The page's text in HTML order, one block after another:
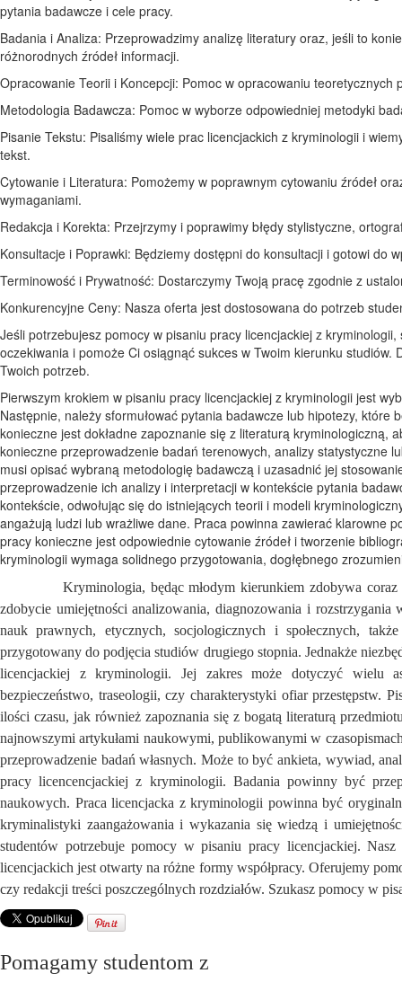
pytania badawcze i cele pracy.
Badania i Analiza: Przeprowadzimy analizę literatury oraz, jeśli to
różnorodnych źródeł informacji.
Opracowanie Teorii i Koncepcji: Pomoc w opracowaniu
Metodologia Badawcza: Pomoc w wyborze odpowiedniej metodyki
Pisanie Tekstu: Pisaliśmy wiele prac licencjackich z kryminologii i
tekst.
Cytowanie i Literatura: Pomożemy w poprawnym cytowaniu źródeł
wymaganiami.
Redakcja i Korekta: Przejrzymy i poprawimy błędy stylistyczne,
Konsultacje i Poprawki: Będziemy dostępni do konsultacji i gotowi do
Terminowość i Prywatność: Dostarczymy Twoją pracę zgodnie z
Konkurencyjne Ceny: Nasza oferta jest dostosowana do potrzeb
Jeśli potrzebujesz pomocy w pisaniu pracy licencjackiej z
oczekiwania i pomoże Ci osiągnąć sukces w Twoim kierunku
Twoich potrzeb.
Pierwszym krokiem w pisaniu pracy licencjackiej z kryminologii jest
Następnie, należy sformułować pytania badawcze lub hipotezy,
konieczne jest dokładne zapoznanie się z literaturą
konieczne przeprowadzenie badań terenowych, analizy statystyczne
musi opisać wybraną metodologię badawczą i uzasadnić jej
przeprowadzenie ich analizy i interpretacji w kontekście pytania
kontekście, odwołując się do istniejących teorii i modeli
angażują ludzi lub wrażliwe dane. Praca powinna zawierać klarowne
pracy konieczne jest odpowiednie cytowanie źródeł i tworzenie
kryminologii wymaga solidnego przygotowania, dogłębnego
Kryminologia, będąc młodym kierunkiem zdobywa coraz
zdobycie umiejętnościanalizowania, diagnozowania i
nauk prawnych, etycznych, socjologicznych i społecznych,
przygotowany do podjęcia studiów drugiego stopnia. Jednakże
licencjackiej z kryminologii. Jej zakres może dotyczyć wielu
bezpieczeństwo, traseologii, czy charakterystyki ofiar przestępstw.
ilości czasu, jak również zapoznania się z bogatą literaturą
najnowszymi artykułami naukowymi, publikowanymi w
przeprowadzenie badań własnych. Może to być ankieta, wywiad,
pracy licencencjackiej z kryminologii. Badania powinny być
naukowych. Praca licencjacka z kryminologii powinna być
kryminalistyki zaangażowania i wykazania się wiedzą i
studentów potrzebuje pomocy w pisaniu pracy licencjackiej.
licencjackich jest otwarty na różne formy współpracy. Oferujemy
czy redakcji treści poszczególnych rozdziałów. Szukasz pomocy w
Pomagamy studentom z